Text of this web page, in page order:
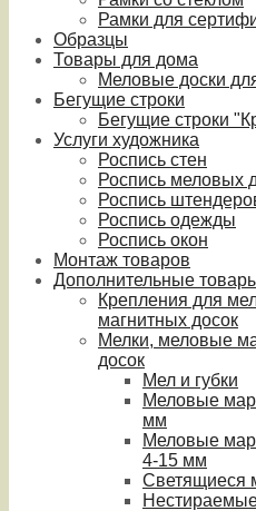
Рамки для
Образцы
Товары для дома
Меловые доски
Бегущие строки
Бегущие строки
Услуги художника
Роспись стен
Роспись меловых
Роспись
Роспись одежды
Роспись окон
Монтаж товаров
Дополнительные
Крепления для
магнитных досок
Мелки, меловые
досок
Мел и губки
Меловые
мм
Меловые
4-15 мм
Светящиеся